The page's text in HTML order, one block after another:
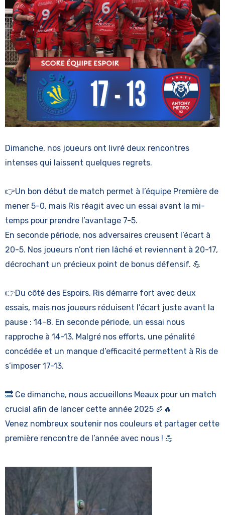
Dimanche, nos joueurs ont livré deux rencontres
intenses qui laissent quelques regrets.
👉Un bon début de match permet à l’équipe Première de
mener 5-0, mais Ris réagit avec un essai avant la mi-
temps pour prendre l’avantage 7-5.
En seconde période, nos adversaires creusent l’écart à
20-5. Nos joueurs n’ont rien lâché et reviennent à 20-17,
décrochant un précieux point de bonus défensif. 💪
👉Du côté des Espoirs, Ris démarre fort avec deux
essais, mais nos joueurs réduisent l’écart juste avant la
pause : 14-8. En seconde période, un essai nous
rapproche à 14-13. Malgré nos efforts, une pénalité
concédée et un manque d’efficacité permettent à Ris de
s’imposer 17-13.
🔜 Ce dimanche, nous accueillons Meaux pour un match
crucial afin de lancer cette année 2025 🏉🔥
Venez nombreux soutenir nos couleurs et partager cette
première rencontre de l’année avec nous ! 💪